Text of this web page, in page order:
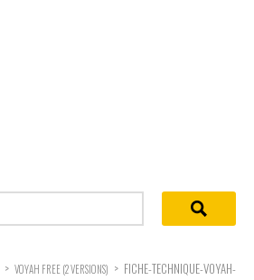
> VOYAH FREE (2 VERSIONS) > FICHE-TECHNIQUE-VOYAH-